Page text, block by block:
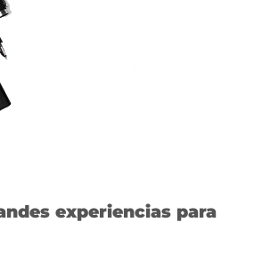
experiencias para